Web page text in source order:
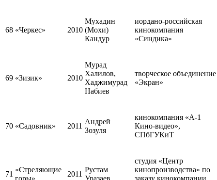
68 «Черкес» 2010
Мухадин
(Мохи)
Кандур
иордано-российская
кинокомпания
«Синдика»
69 «Зизик» 2010
Мурад
Халилов,
Хаджимурад
Набиев
творческое объединение
«Экран»
70 «Садовник» 2011
Андрей
Зозуля
кинокомпания «А-1
Кино-видео»,
СПбГУКиТ
71
«Стреляющие
2011
Рустам
студия «Центр
кинопроизводства» по